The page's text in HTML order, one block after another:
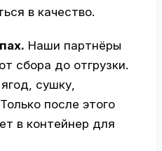
в качество.
Наши партнёры
сбора до отгрузки.
сушку,
после этого
в контейнер для